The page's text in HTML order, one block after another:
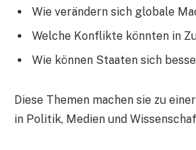
Wie verändern sich globale
Welche Konflikte könnten in
Wie können Staaten sich
Diese Themen machen sie zu
in Politik, Medien und